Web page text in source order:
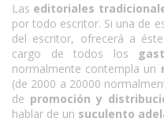
Las editoriales
por todo escritor. Si una de
del escritor, ofrecerá a
cargo de todos los
normalmente contempla un
(de 2000 a 20000
de promoción y
hablar de un suculento